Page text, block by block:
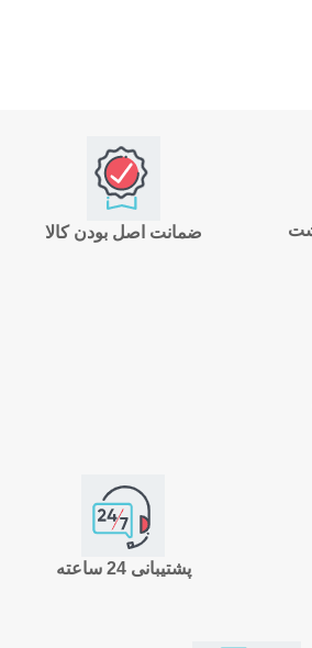
ضمانت اصل بودن کالا
پشتیبانی 24 ساعته